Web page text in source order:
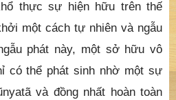
thực sự hiện hữu trên thế
một cách tự nhiên và ngẫu
phát này, một sở hữu vô
có thể phát sinh nhờ một sự
và đồng nhất hoàn toàn